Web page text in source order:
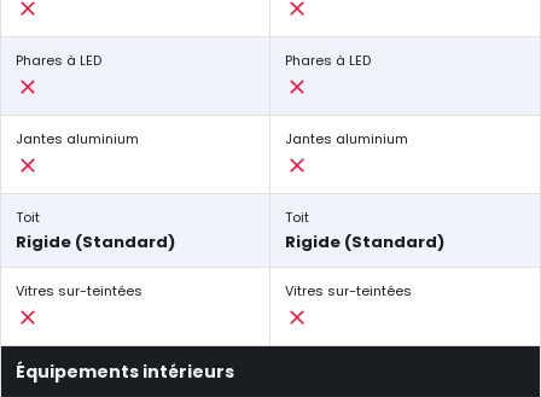
Phares à LED Phares à LED
Jantes aluminium Jantes aluminium
Toit
Rigide (Standard)
Toit
Rigide (Standard)
Vitres sur-teintées Vitres sur-teintées
Équipements intérieurs